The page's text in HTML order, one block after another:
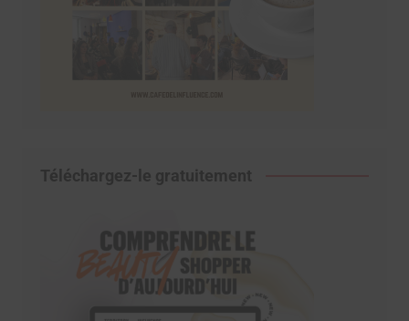
Téléchargez-le gratuitement